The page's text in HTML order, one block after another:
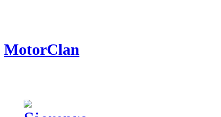
MotorClan